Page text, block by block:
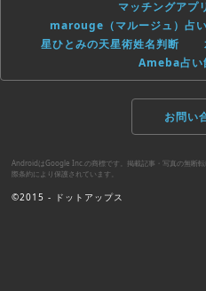
マッチングアプ
marouge（マルージュ）占い
星ひとみの天星術姓名判断
Ameba占い
お問い
AndroidはGoogle Inc.の商標です。掲載記事・写真の無断
際条約により保護されています。
©2015 - ドットアップス